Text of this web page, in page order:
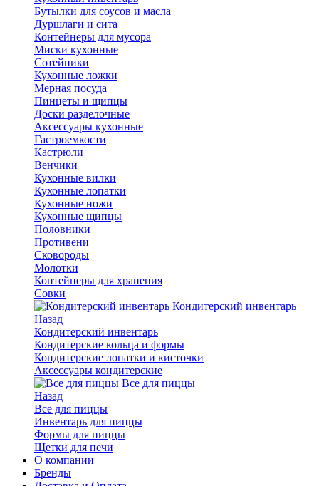
Бутылки для соусов и масла
Дуршлаги и сита
Контейнеры для мусора
Миски кухонные
Сотейники
Кухонные ложки
Мерная посуда
Пинцеты и щипцы
Доски разделочные
Аксессуары кухонные
Гастроемкости
Кастрюли
Венчики
Кухонные вилки
Кухонные лопатки
Кухонные ножи
Кухонные щипцы
Половники
Противени
Сковороды
Молотки
Контейнеры для хранения
Совки
Кондитерский инвентарь
Назад
Кондитерский инвентарь
Кондитерские кольца и формы
Кондитерские лопатки и кисточки
Аксессуары кондитерские
Все для пиццы
Назад
Все для пиццы
Инвентарь для пиццы
Формы для пиццы
Щетки для печи
О компании
Бренды